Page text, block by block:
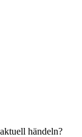
händeln?